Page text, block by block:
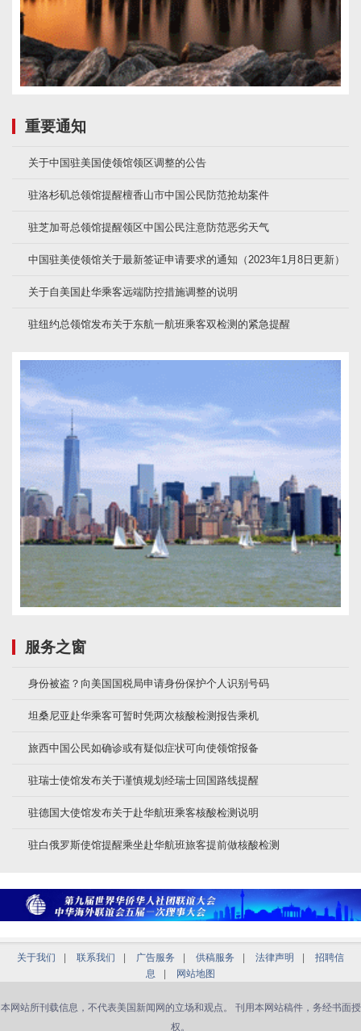
重要通知
关于中国驻美国使领馆领区调整的公告
驻洛杉矶总领馆提醒檀香山市中国公民防范抢劫案件
驻芝加哥总领馆提醒领区中国公民注意防范恶劣天气
中国驻美使领馆关于最新签证申请要求的通知（2023年1月8日更新）
关于自美国赴华乘客远端防控措施调整的说明
驻纽约总领馆发布关于东航一航班乘客双检测的紧急提醒
服务之窗
身份被盗？向美国国税局申请身份保护个人识别号码
坦桑尼亚赴华乘客可暂时凭两次核酸检测报告乘机
旅西中国公民如确诊或有疑似症状可向使领馆报备
驻瑞士使馆发布关于谨慎规划经瑞士回国路线提醒
驻德国大使馆发布关于赴华航班乘客核酸检测说明
驻白俄罗斯使馆提醒乘坐赴华航班旅客提前做核酸检测
关于我们 联系我们 广告服务 供稿服务 法律声明
招聘信
息
网站地图
本网站所刊载信息，不代表美国新闻网的立场和观点。 刊用本网站稿件，务经书面授
权。